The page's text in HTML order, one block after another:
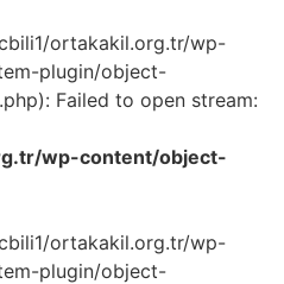
ortakakil.org.tr/wp-
plugin/object-
Failed to open stream:
wp-content/object-
ortakakil.org.tr/wp-
plugin/object-